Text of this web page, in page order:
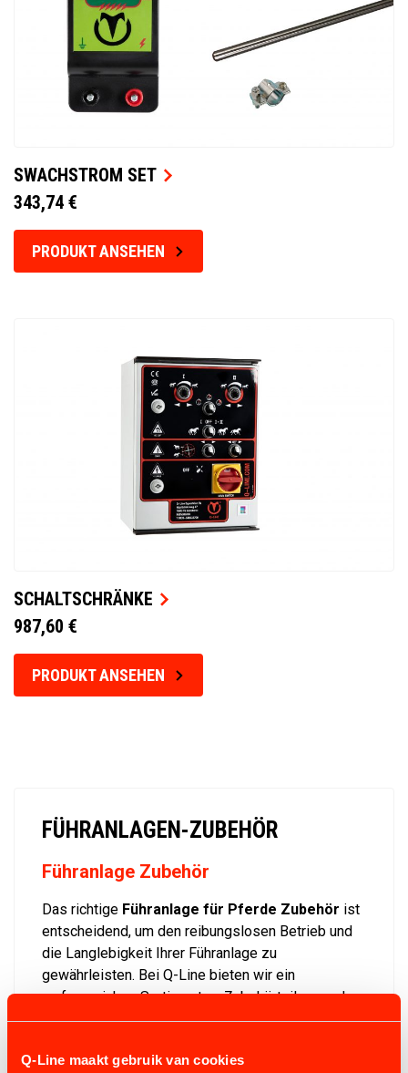
Q-Line maakt gebruik van cookies
SWACHSTROM SET
343,74 €
PRODUKT ANSEHEN
SCHALTSCHRÄNKE
987,60 €
PRODUKT ANSEHEN
FÜHRANLAGEN-ZUBEHÖR
Führanlage Zubehör
Das richtige Führanlage für Pferde Zubehör ist
entscheidend, um den reibungslosen Betrieb und
die Langlebigkeit Ihrer Führanlage zu
gewährleisten. Bei Q-Line bieten wir ein
umfangreiches Sortiment an Zubehörteilen an, das
speziell für die Bedürfnisse verschiedener
über Schmiersysteme bis hin zu individuellen